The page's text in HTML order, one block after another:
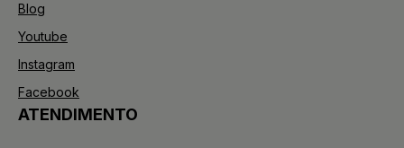
Blog
Youtube
Instagram
Facebook
ATENDIMENTO